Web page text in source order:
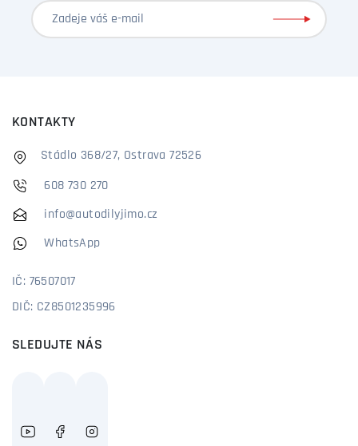
KONTAKTY
Stádlo 368/27, Ostrava 72526
608 730 270
info@autodilyjimo.cz
WhatsApp
IČ: 76507017
DIČ: CZ8501235996
SLEDUJTE NÁS